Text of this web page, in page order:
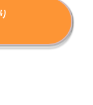
績』『年間の売